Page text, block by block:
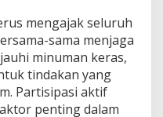
mengajak seluruh
sama menjaga
minuman keras,
tindakan yang
Partisipasi aktif
penting dalam